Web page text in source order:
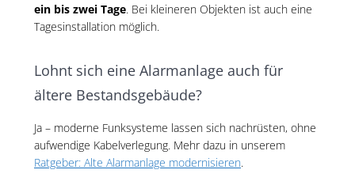
ein bis zwei Tage. Bei kleineren Objekten ist auch eine
Tagesinstallation möglich.
Lohnt sich eine Alarmanlage auch für
ältere Bestandsgebäude?
Ja – moderne Funksysteme lassen sich nachrüsten, ohne
aufwendige Kabelverlegung. Mehr dazu in unserem
Ratgeber: Alte Alarmanlage modernisieren.